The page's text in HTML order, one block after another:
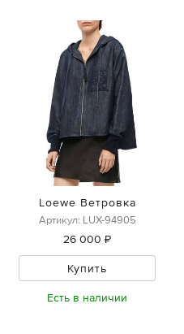
Loewe Ветровка
Артикул: LUX-94905
26 000 ₽
Купить
Есть в наличии